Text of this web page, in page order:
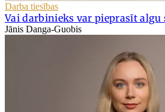
Darba tiesības
Vai darbinieks var pieprasīt algu
Jānis Danga-Guobis